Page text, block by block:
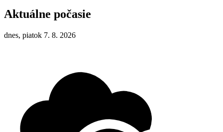
Aktuálne počasie
dnes, piatok 7. 8. 2026